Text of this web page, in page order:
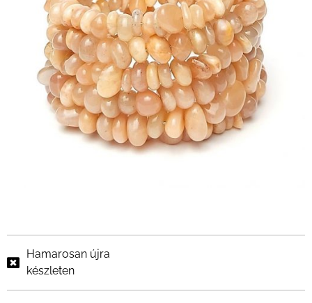
Hamarosan újra
készleten